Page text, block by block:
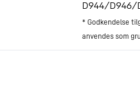
D944/D946/
* Godkendelse
anvendes som